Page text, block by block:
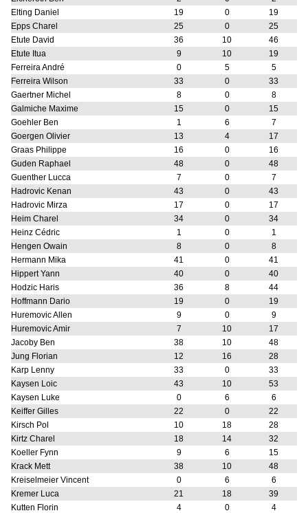
Elting Daniel
19 0
19
Epps Charel
25 0
25
Etute David
36 10
46
Etute Itua
9 10
19
Ferreira André
0 5
5
Ferreira Wilson
33 0
33
Gaertner Michel
8 0
8
Galmiche Maxime
15 0
15
Goehler Ben
1 6
7
Goergen Olivier
13 4
17
Graas Philippe
16 0
16
Guden Raphael
48 0
48
Guenther Lucca
7 0
7
Hadrovic Kenan
43 0
43
Hadrovic Mirza
17 0
17
Heim Charel
34 0
34
Heinz Cédric
1 0
1
Hengen Owain
8 0
8
Hermann Mika
41 0
41
Hippert Yann
40 0
40
Hodzic Haris
36 8
44
Hoffmann Dario
19 0
19
Huremovic Allen
9 0
9
Huremovic Amir
7 10
17
Jacoby Ben
38 10
48
Jung Florian
12 16
28
Karp Lenny
33 0
33
Kaysen Loic
43 10
53
Kaysen Luke
0 6
6
Keiffer Gilles
22 0
22
Kirsch Pol
10 18
28
Kirtz Charel
18 14
32
Koeller Fynn
9 6
15
Krack Mett
38 10
48
Kreiselmeier Vincent
0 6
6
Kremer Luca
21 18
39
Kutten Florin
4 0
4